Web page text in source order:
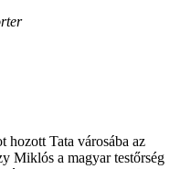
hozott Tata városába az
Miklós a magyar testőrség